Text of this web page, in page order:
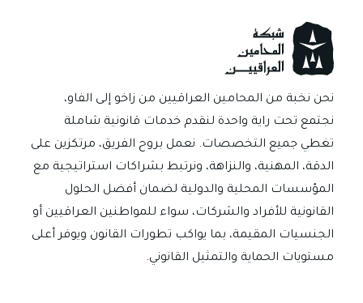
في
العراق
ومخاطر
إساءة
الاستعمال
نحن نخبة من المحامين العراقيين من زاخو إلى الفاو،
نجتمع تحت راية واحدة لنقدم خدمات قانونية شاملة
تغطي جميع التخصصات. نعمل بروح الفريق، مرتكزين على
الدقة، المهنية، والنزاهة، ونرتبط بشراكات استراتيجية مع
المؤسسات المحلية والدولية لضمان أفضل الحلول
القانونية للأفراد والشركات، سواء للمواطنين العراقيين أو
الجنسيات المقيمة، بما يواكب تطورات القانون ويوفر أعلى
مستويات الحماية والتمثيل القانوني.